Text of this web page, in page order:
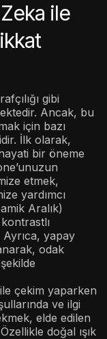
ile
gibi
Ancak, bu
için bazı
İlk olarak,
bir öneme
etmek,
yardımcı
Aralık)
yapay
odak
çekim yaparken
ve ilgi
elde edilen
doğal ışık